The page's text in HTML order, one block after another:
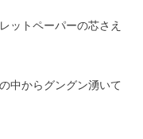
ットペーパーの芯さえ
中からグングン湧いて